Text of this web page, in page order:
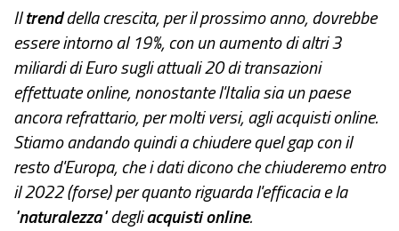
Iltrenddella crescita, per il prossimo anno, dovrebbe
essere intorno al 19%, con un aumento di altri 3
miliardi di Euro sugli attuali 20 di transazioni
effettuate online, nonostante l'Italia sia un paese
ancora refrattario, per molti versi, agli acquisti online.
Stiamo andando quindi a chiudere quel gap con il
resto d'Europa, che i dati dicono che chiuderemo entro
il 2022 (forse) per quanto riguarda l'efficacia e la
"naturalezza" degliacquisti online.